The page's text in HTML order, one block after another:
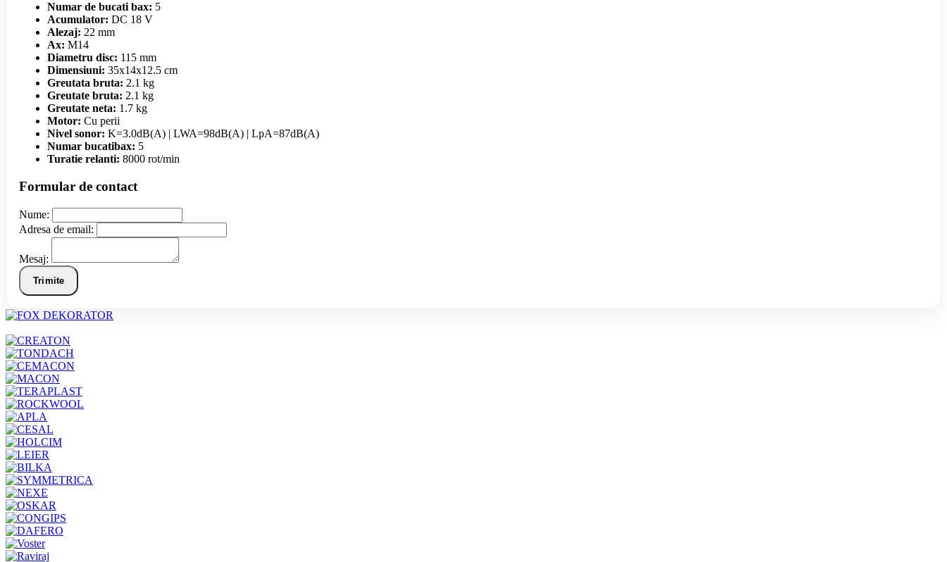
Numar de bucati bax: 5
Acumulator: DC 18 V
Alezaj: 22 mm
Ax: M14
Diametru disc: 115 mm
Dimensiuni: 35x14x12.5 cm
Greutata bruta: 2.1 kg
Greutate bruta: 2.1 kg
Greutate neta: 1.7 kg
Motor: Cu perii
Nivel sonor: K=3.0dB(A) | LWA=98dB(A) | LpA=87dB(A)
Numar bucatibax: 5
Turatie relanti: 8000 rot/min
Formular de contact
Nume:
Adresa de email:
Mesaj:
Trimite